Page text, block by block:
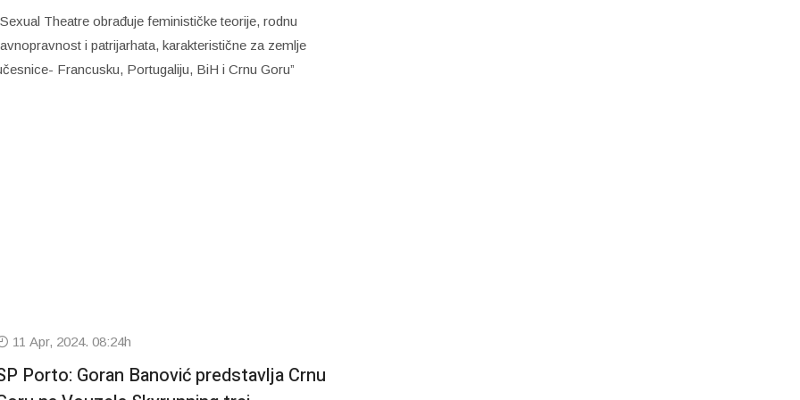
Theatre obrađuje feminističke teorije, rodnu
i patrijarhata, karakteristične za zemlje
Francusku, Portugaliju, BiH i Crnu Goru”
11 Apr, 2024. 08:24h
Porto: Goran Banović predstavlja Crnu